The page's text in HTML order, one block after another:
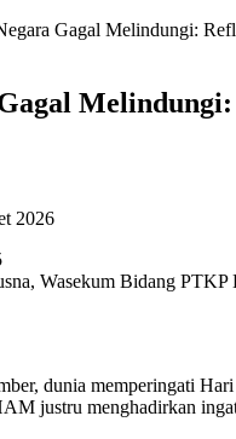
Gagal Melindungi:
2026
Wasekum Bidang
dunia memperingati
justru menghadirkan